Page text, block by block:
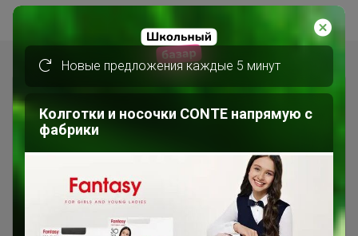
Новые предложения каждые 5 минут
Колготки и носочки CONTE напрямую с
фабрики